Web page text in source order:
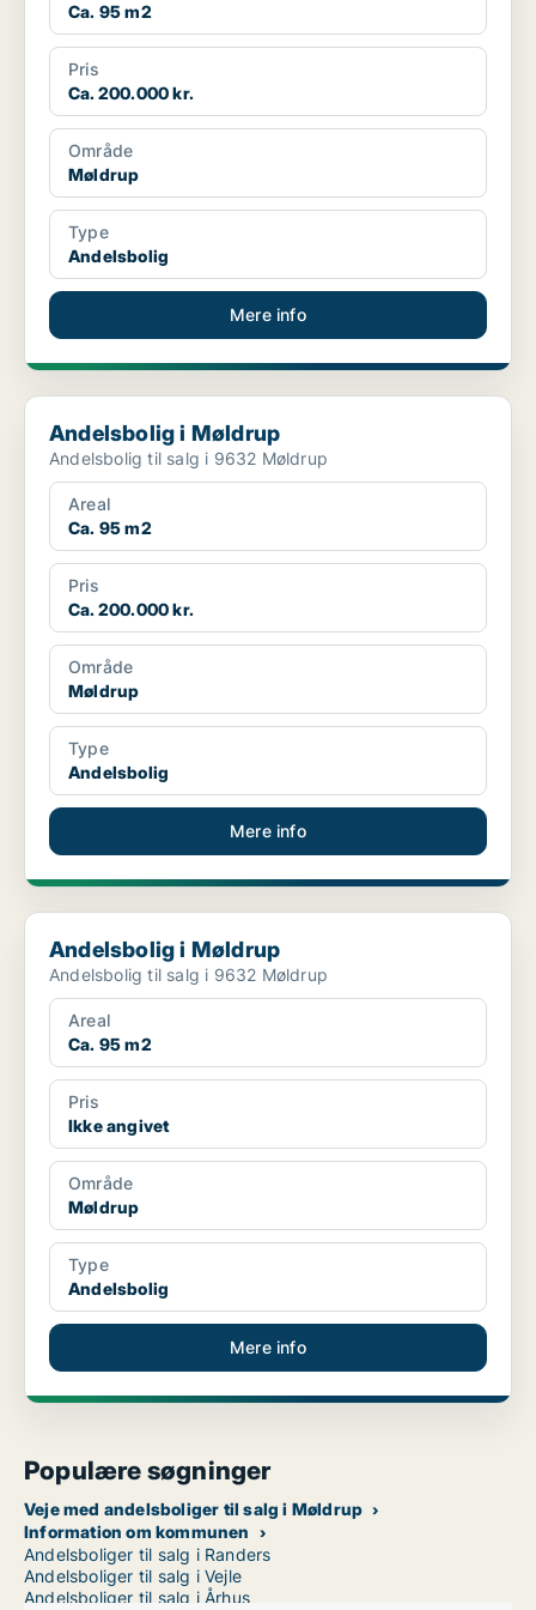
Ca. 95 m2
Pris
Ca. 200.000 kr.
Område
Møldrup
Type
Andelsbolig
Mere info
Andelsbolig i Møldrup
Andelsbolig i Møldrup
Andelsbolig til salg i 9632 Møldrup
Areal
Ca. 95 m2
Pris
Ca. 200.000 kr.
Område
Møldrup
Type
Andelsbolig
Mere info
Andelsbolig i Møldrup
Andelsbolig i Møldrup
Andelsbolig til salg i 9632 Møldrup
Areal
Ca. 95 m2
Pris
Ikke angivet
Område
Møldrup
Type
Andelsbolig
Mere info
Populære søgninger
Veje med andelsboliger til salg i Møldrup
Information om kommunen
Andelsboliger til salg i Randers
Andelsboliger til salg i Vejle
Andelsboliger til salg i Århus